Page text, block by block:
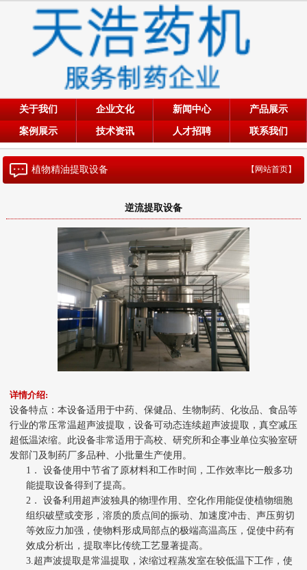
关于我们 企业文化 新闻中心 产品展示
案例展示 技术资讯 人才招聘 联系我们
植物精油提取设备 【网站首页】
逆流提取设备
详情介绍:
设备特点： 本设备适用于中药、保健品、生物制药、化妆品、食品等
行业的常压常温超声波提取 ， 设备可动态连续超声波提取，真空减压
超低温浓缩。此设备非常适用于高校、研究所和企事业单位实验室研
发部门及制药厂多品种、小批量生产使用。
1． 设备使用中节省了原材料和工作时间，工作效率比一般多功
能提取设备得到了提高。
2． 设备利用 超声波独具的物理作用、空化作用能促使植物细胞
组织破壁或变形， 溶质的质点间的振动、加速度冲击、声压剪切
等效应力 加强，使物料形成局部点的极端高温高压， 促使中药有
效成分析出 ，提取率比传统工艺显著提高。
3.超声波提取是常温提取 ， 浓缩过程蒸发室在较低温下工作，使